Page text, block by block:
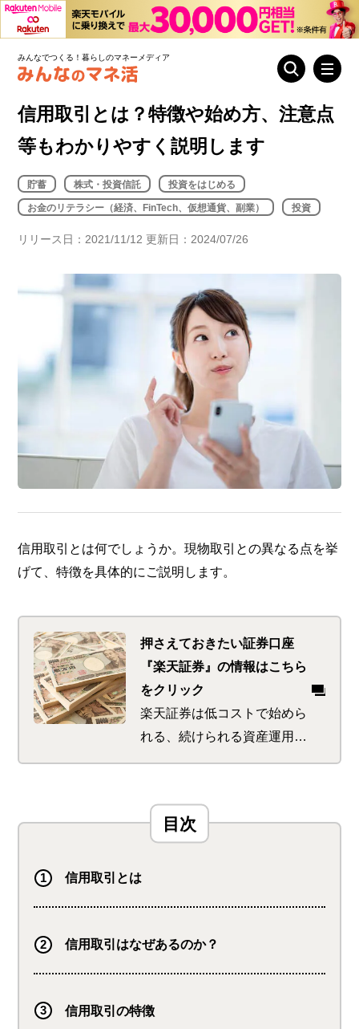
みんなでつくる！暮らしのマネーメディア
信用取引とは？特徴や始め方、注意点
等もわかりやすく説明します
貯蓄 株式・投資信託 投資をはじめる
お金のリテラシー（経済、FinTech、仮想通貨、副業） 投資
リリース日：2021/11/12 更新日：2024/07/26
信用取引とは何でしょうか。現物取引との異なる点を挙
げて、特徴を具体的にご説明します。
押さえておきたい証券口座
『楽天証券』の情報はこちら
をクリック
楽天証券は低コストで始めら
れる、続けられる資産運用の
サポートが特徴。 初めてで
天ポイントをゲットできるサ
ービスも。 さらに楽天ポイ
市場でのお買い物時のポイン
信用取引とは
信用取引はなぜあるのか？
信用取引の特徴